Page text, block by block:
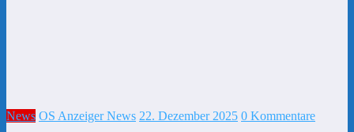
News OS Anzeiger News 22. Dezember 2025 0 Kommentare